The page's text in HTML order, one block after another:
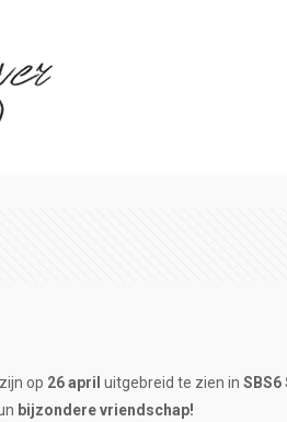
zijn op 26 april uitgebreid te zien inSBS6
bijzondere vriendschap!